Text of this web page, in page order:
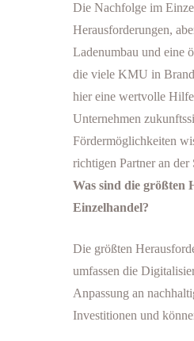
Die Nachfolge im
Herausforderungen,
Ladenumbau und eine
die viele KMU in
hier eine wertvolle
Unternehmen
Fördermöglichkeiten
richtigen Partner an
Was sind die größten
Einzelhandel?
Die größten
umfassen die
Anpassung an
Investitionen und